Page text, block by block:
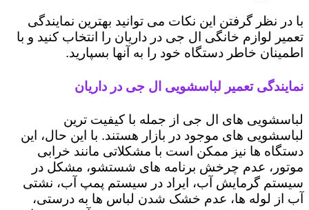
با در نظر گرفتن این نکات می توانید بهترین نمایندگی
تعمیر لوازم خانگی ال جی در داریان را انتخاب کنید و با
اطمینان خاطر دستگاه خود را به آنها بسپارید.
نمایندگی تعمیر لباسشویی ال جی در داریان
لباسشویی های ال جی از جمله با کیفیت ترین
لباسشویی های موجود در بازار هستند. با این حال، این
دستگاه ها نیز ممکن است با مشکلاتی مانند خرابی
موتور، عدم چرخش برنامه های شستشو، مشکل در
سیستم گرمایش آب، ایراد در سیستم پمپ آب، نشتی
آب از لوله ها، عدم خشک شدن لباس ها به درستی،